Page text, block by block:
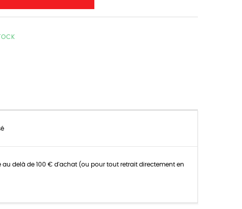
au delà de 100 € d'achat (ou pour tout retrait directement en